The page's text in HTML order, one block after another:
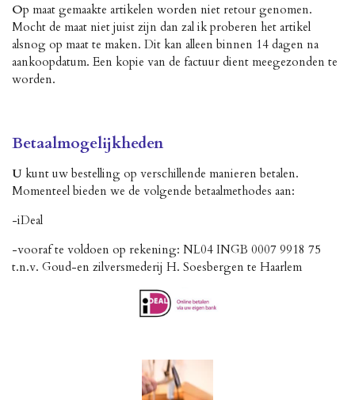
Op maat gemaakte artikelen worden niet retour genomen.
Mocht de maat niet juist zijn dan zal ik proberen het artikel
alsnog op maat te maken. Dit kan alleen binnen 14 dagen na
aankoopdatum. Een kopie van de factuur dient meegezonden te
worden.
Betaalmogelijkheden
U kunt uw bestelling op verschillende manieren betalen.
Momenteel bieden we de volgende betaalmethodes aan:
-iDeal
-vooraf te voldoen op rekening: NL04 INGB 0007 9918 75
t.n.v. Goud-en zilversmederij H. Soesbergen te Haarlem